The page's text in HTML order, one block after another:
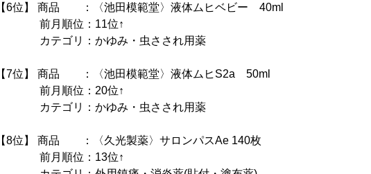
【6位】 商品 ：〈池田模範堂〉液体ムヒベビー 40ml
前月順位：11位↑
カテゴリ：かゆみ・虫さされ用薬
【7位】 商品 ：〈池田模範堂〉液体ムヒS2a 50ml
前月順位：20位↑
カテゴリ：かゆみ・虫さされ用薬
【8位】 商品 ：〈久光製薬〉サロンパスAe 140枚
前月順位：13位↑